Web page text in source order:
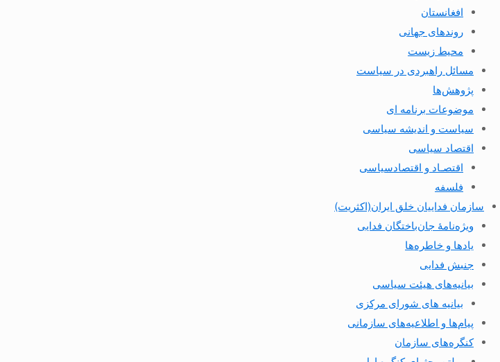
افغانستان
روندهای جهانی
محیط زیست
مسائل راهبردی در سیاست
پژوهش‌ها
موضوعات برنامه ای
سیاست و اندیشه سیاسی
اقتصاد سیاسی
اقتصـاد و اقتصاد‌سیاسی
فلسفه
سازمان فداییان خلق ایران(اکثریت)
ویژه‌نامهٔ جان‌باختگان فدایی
یادها و خاطره‌ها
جنبش فدایی
بیانیه‌های هیئت سیاسی
بیانیه های شورای مرکزی
پیام‌ها و اطلاعیه‌های سازمانی
کنگره‌های سازمان